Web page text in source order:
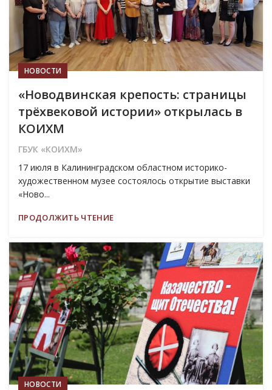
НОВОСТИ
«Новодвинская крепость: страницы
трёхвековой истории» открылась в
КОИХМ
ГБУК «КОИХМ»
17 июля в Калининградском областном историко-
художественном музее состоялось открытие выставки
«Ново...
ПРОДОЛЖИТЬ ЧТЕНИЕ
14
ИЮЛ
НОВОСТИ